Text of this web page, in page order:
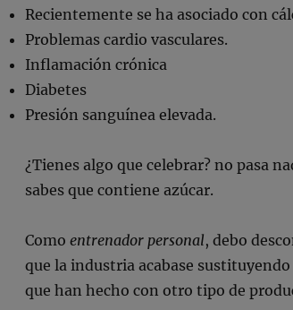
Recientemente se ha asociado con
Problemas cardio vasculares.
Inflamación crónica
Diabetes
Presión sanguínea elevada.
¿Tienes algo que celebrar? no pasa
sabes que contiene azúcar.
Comoentrenador personal, debo
que la industria acabase
que han hecho con otro tipo de